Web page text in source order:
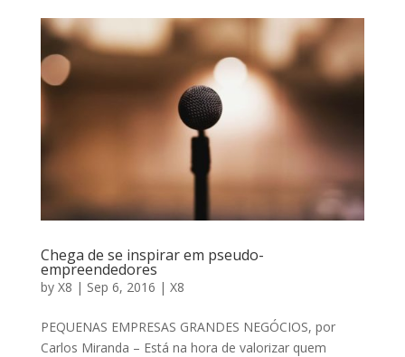
Chega de se inspirar em pseudo-
empreendedores
by X8 | Sep 6, 2016 | X8
PEQUENAS EMPRESAS GRANDES NEGÓCIOS, por
Carlos Miranda – Está na hora de valorizar quem